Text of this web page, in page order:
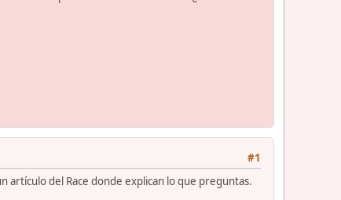
#1
artículo del Race donde explican lo que preguntas.